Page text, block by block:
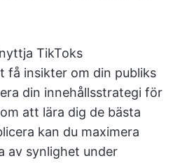
TikToks
få insikter om din publiks
din innehållsstrategi för
att lära dig de bästa
kan du maximera
av synlighet under